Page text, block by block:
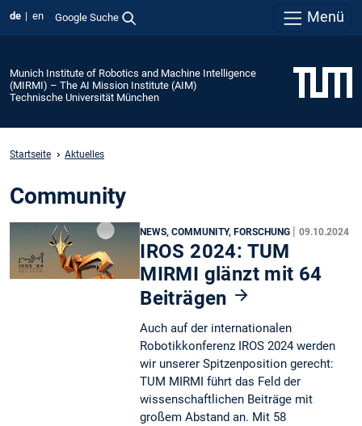
de en Google Suche Menü
Munich Institute of Robotics and Machine Intelligence
(MIRMI) – The AI Mission Institute (AIM)
Technische Universität München
Startseite Aktuelles
Community
NEWS, COMMUNITY, FORSCHUNG |09.10.2024
IROS 2024: TUM
MIRMI glänzt mit 64
Beiträgen
Auch auf der internationalen
Robotikkonferenz IROS 2024 werden
wir unserer Spitzenposition gerecht:
TUM MIRMI führt das Feld der
wissenschaftlichen Beiträge mit
großem Abstand an. Mit 58